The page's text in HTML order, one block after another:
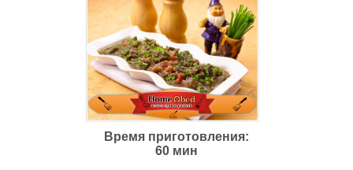
Время приготовления:
60 мин